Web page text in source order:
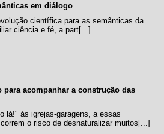
em diálogo
científica para as semânticas da
ciência e fé, a part[...]
para acompanhar a construção das
lá!" às igrejas-garagens, a essas
o risco de desnaturalizar muitos[...]